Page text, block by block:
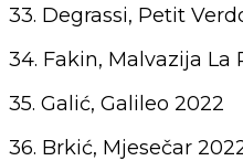
33. Degrassi, Petit
34. Fakin, Malvazija La
35. Galić, Galileo 2022
36. Brkić, Mjesečar